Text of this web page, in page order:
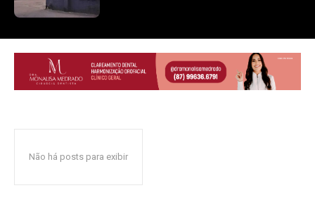
Não há posts para exibir